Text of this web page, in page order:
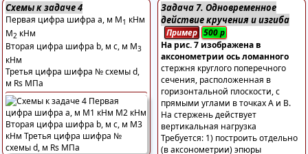
Схемы к задаче 4
Первая цифра шифра а, м М1 кНм
М2 кНм
Вторая цифра шифра b, м с, м М3
кНм
Третья цифра шифра № схемы d,
м Rs МПа
Задача 7. Одновременное
действие кручения и изгиба
Пример 500р
На рис. 7 изображена в
аксонометрии ось ломанного
стержня круглого поперечного
сечения, расположенная в
горизонтальной плоскости, с
прямыми углами в точках А и В.
На стержень действует
вертикальная нагрузка
Требуется: 1) построить отдельно
(в аксонометрии) эпюры